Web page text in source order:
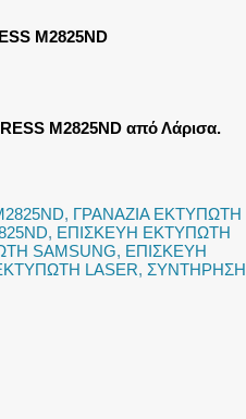
M2825ND
M2825ND από Λάρισα.
, ΓΡΑΝΑΖΙΑ ΕΚΤΥΠΩΤΗ
, ΕΠΙΣΚΕΥΗ ΕΚΤΥΠΩΤΗ
SAMSUNG, ΕΠΙΣΚΕΥΗ
LASER, ΣΥΝΤΗΡΗΣΗ